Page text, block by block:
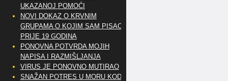
UKAZANOJ POMOĆI
NOVI DOKAZ O KRVNIM
GRUPAMA O KOJIM SAM PISAO
PRIJE 19 GODINA
PONOVNA POTVRDA MOJIH
NAPISA I RAZMIŠLJANJA
VIRUS JE PONOVNO MUTIRAO
SNAŽAN POTRES U MORU KOD